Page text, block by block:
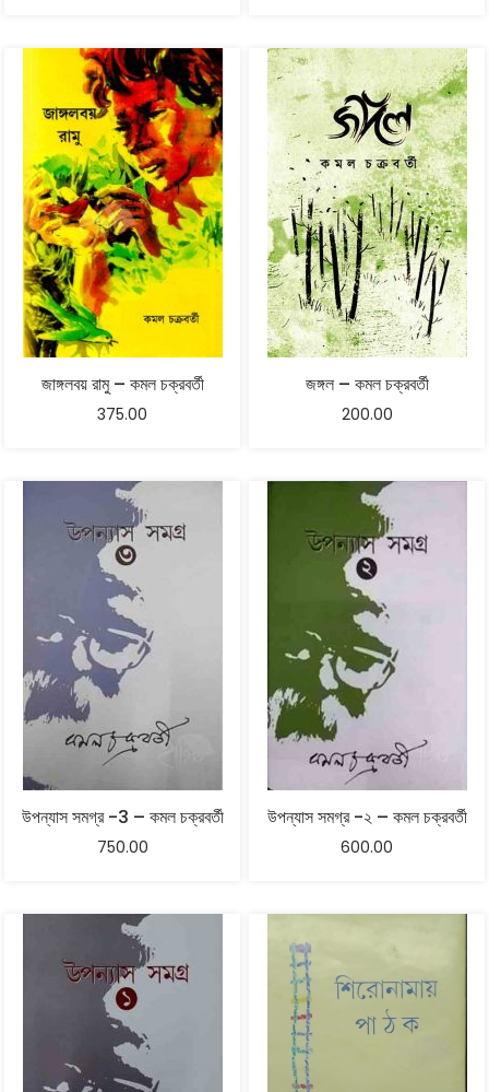
জাঙ্গলবয় রামু – কমল চক্রবর্তী
375.00
জঙ্গল – কমল চক্রবর্তী
200.00
উপন্যাস সমগ্র -3 – কমল চক্রবর্তী
750.00
উপন্যাস সমগ্র -২ – কমল চক্রবর্তী
600.00